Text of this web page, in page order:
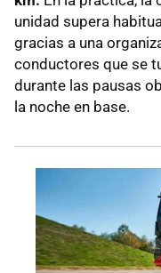
unidad supera
gracias a una
conductores que se
durante las pausas
la noche en base.